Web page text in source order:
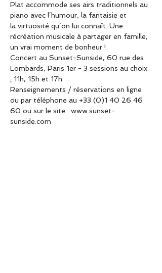
Plat accommode ses airs traditionnels au
piano avec l’humour, la fantaisie et
la virtuosité qu’on lui connaît. Une
récréation musicale à partager en famille,
un vrai moment de bonheur !
Concert au Sunset-Sunside, 60 rue des
Lombards, Paris 1er - 3 sessions au choix
; 11h, 15h et 17h.
Renseignements / réservations en ligne
ou par téléphone au +33 (0)1 40 26 46
60 ou sur le site : www.sunset-
sunside.com